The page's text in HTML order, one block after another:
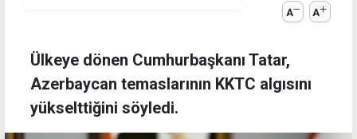
A A
Ülkeye dönen Cumhurbaşkanı Tatar,
Azerbaycan temaslarının KKTC algısını
yükselttiğini söyledi.